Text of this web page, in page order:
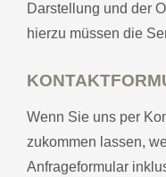
Darstellung und der
hierzu müssen die
Wenn Sie uns per
zukommen lassen,
Anfrageformular